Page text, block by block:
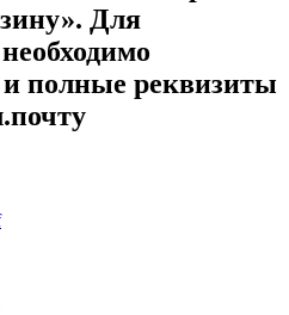
Для
и полные реквизиты